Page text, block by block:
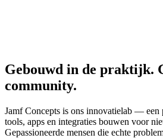
Gebouwd in de praktijk.
community.
Jamf Concepts is ons innovatielab — een
tools, apps en integraties bouwen voor
Gepassioneerde mensen die echte